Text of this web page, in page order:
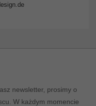
newsletter, prosimy o
W każdym momencie